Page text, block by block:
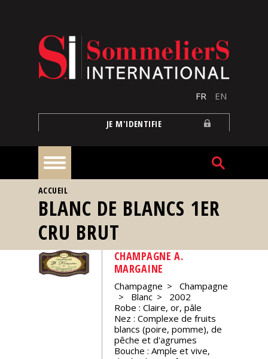
FR EN
JE M'IDENTIFIE
À
une
Reportages
VOUS ÊTES ICI
ACCUEIL
BLANC DE BLANCS 1ER
CRU BRUT
CHAMPAGNE A.
MARGAINE
Champagne
Champagne
Blanc
2002
Robe : Claire, or, pâle
Nez : Complexe de fruits
blancs (poire, pomme), de
pêche et d'agrumes
Bouche : Ample et vive,